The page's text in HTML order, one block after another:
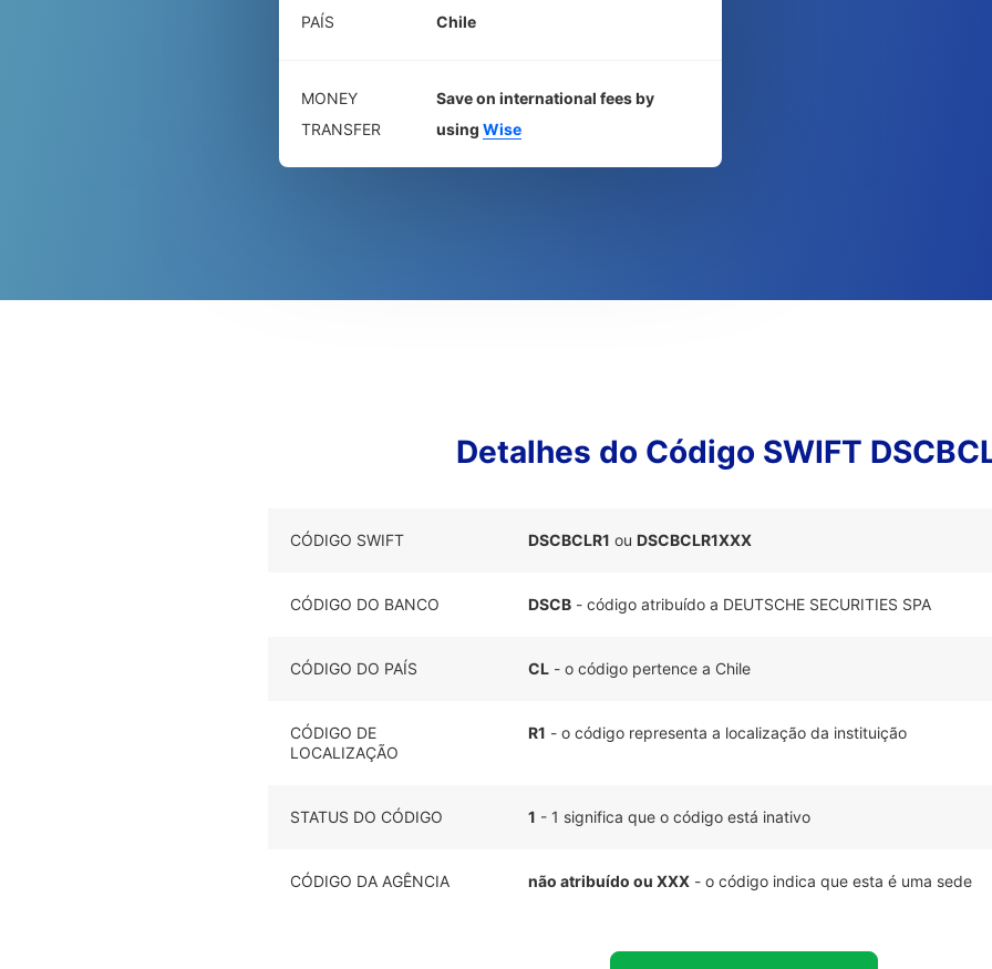
PAÍS Chile
MONEY
TRANSFER
Save on international fees by
using Wise
Detalhes do Código SWIFT
CÓDIGO SWIFT DSCBCLR1 ou DSCBCLR1XXX
CÓDIGO DO BANCO DSCB - código atribuído a DEUTSCHE SECURITIES SPA
CÓDIGO DO PAÍS CL - o código pertence a Chile
CÓDIGO DE
LOCALIZAÇÃO
R1 - o código representa a localização da instituição
STATUS DO CÓDIGO 1 - 1 significa que o código está inativo
CÓDIGO DA AGÊNCIA não atribuído ou XXX - o código indica que esta é uma sede